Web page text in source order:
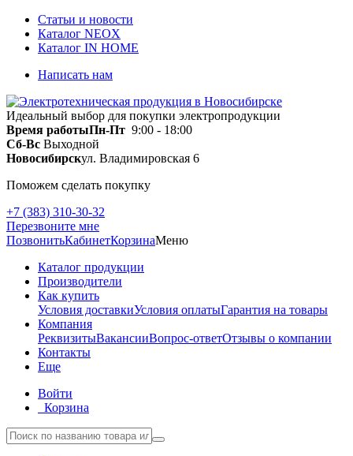
Статьи и новости
Каталог NEOX
Каталог IN HOME
Написать нам
Идеальный выбор для покупки электропродукции
Время работыПн-Пт 9:00 - 18:00
Сб-Вс Выходной
Новосибирскул. Владимировская 6
Поможем сделать покупку
+7 (383) 310-30-32
Перезвоните мне
ПозвонитьКабинетКорзинаМеню
Каталог продукции
Производители
Как купить
Условия доставкиУсловия оплатыГарантия на товары
Компания
РеквизитыВакансииВопрос-ответОтзывы о компании
Контакты
Еще
Войти
Корзина